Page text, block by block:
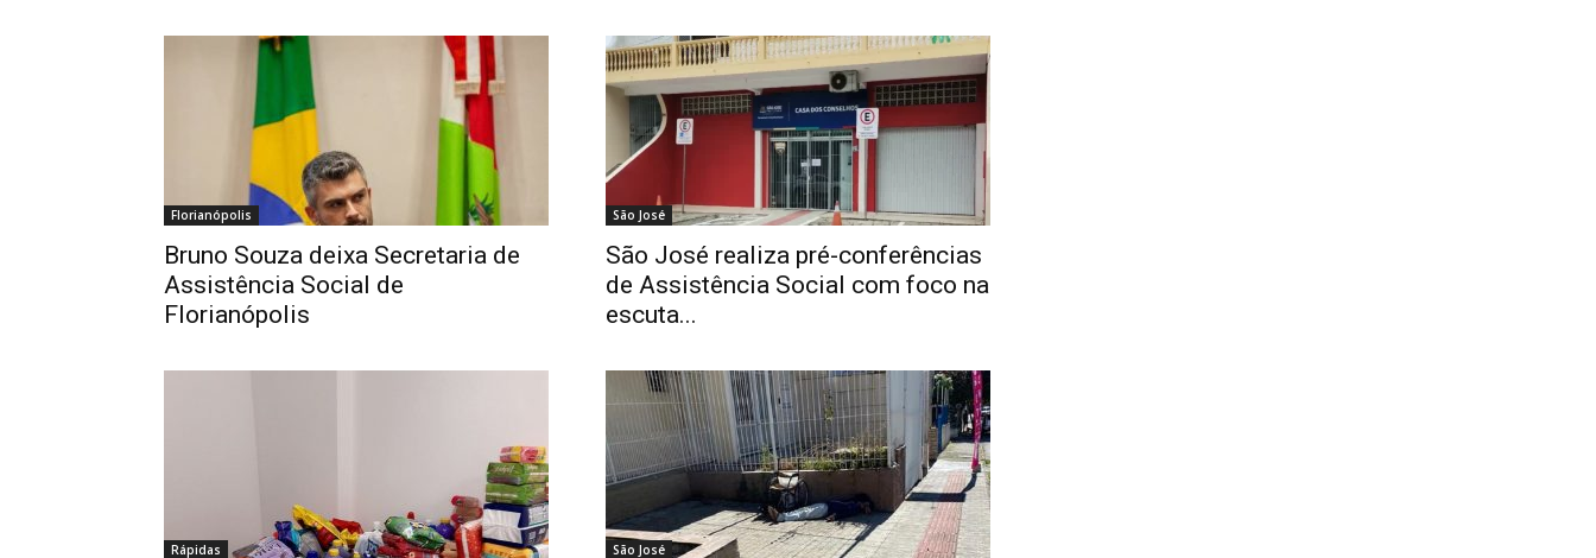
Florianópolis
Bruno Souza deixa Secretaria de
Assistência Social de
Florianópolis
São José
São José realiza pré-conferências
de Assistência Social com foco na
escuta...
Rápidas São José